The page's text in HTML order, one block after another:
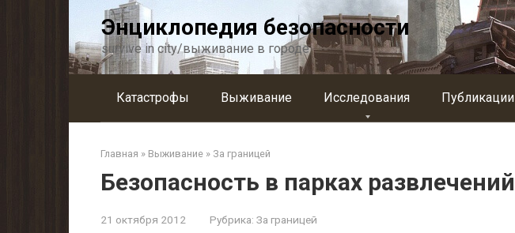
Энциклопедия безопасности
survive in city/выживание в городе
Катастрофы Выживание Исследования Публикации
Главная » Выживание » За границей
Безопасность в парках развлечений
21 октября 2012 Рубрика: За границей